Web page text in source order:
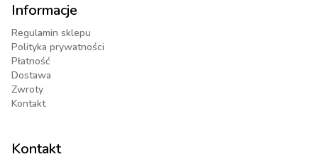
Informacje
Regulamin sklepu
Polityka prywatności
Płatność
Dostawa
Zwroty
Kontakt
Kontakt